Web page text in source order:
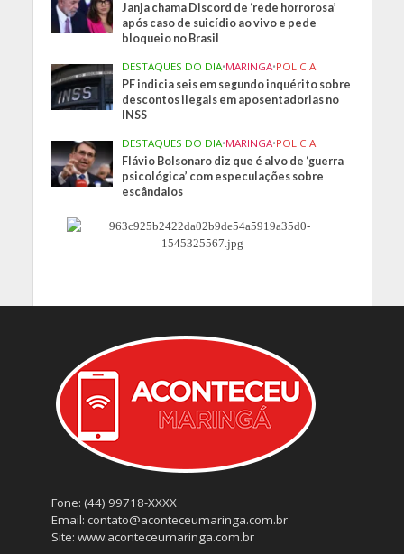
Janja chama Discord de ‘rede horrorosa’
após caso de suicídio ao vivo e pede
bloqueio no Brasil
DESTAQUES DO DIA•MARINGA•POLICIA
PF indicia seis em segundo inquérito sobre
descontos ilegais em aposentadorias no
INSS
DESTAQUES DO DIA•MARINGA•POLICIA
Flávio Bolsonaro diz que é alvo de ‘guerra
psicológica’ com especulações sobre
escândalos
Fone: (44) 99718-XXXX
Email: contato@aconteceumaringa.com.br
Site: www.aconteceumaringa.com.br